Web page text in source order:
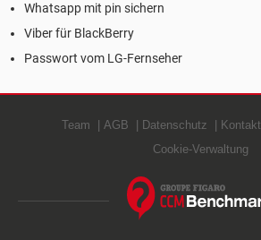
Whatsapp mit pin sichern
Viber für BlackBerry
Passwort vom LG-Fernseher
Team AGB Datenschutz Kontakt
Cookie-Verwaltung